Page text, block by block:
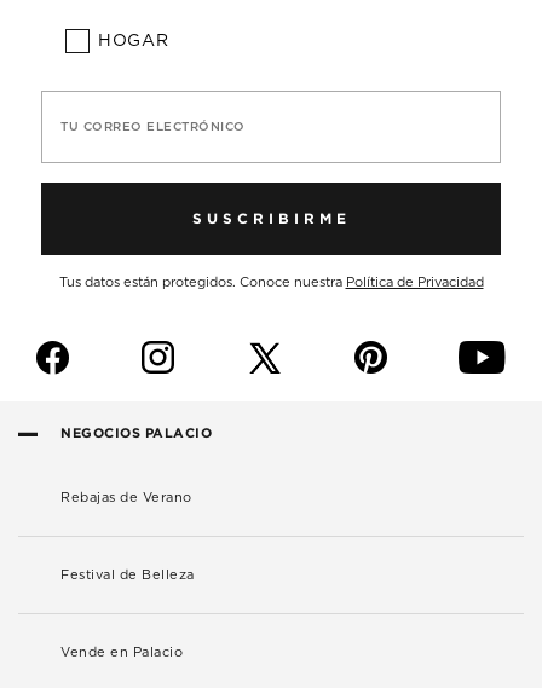
HOGAR
TU CORREO ELECTRÓNICO
SUSCRIBIRME
Tus datos están protegidos. Conoce nuestra Política de Privacidad
f i p y
NEGOCIOS PALACIO
Rebajas de Verano
Festival de Belleza
Vende en Palacio